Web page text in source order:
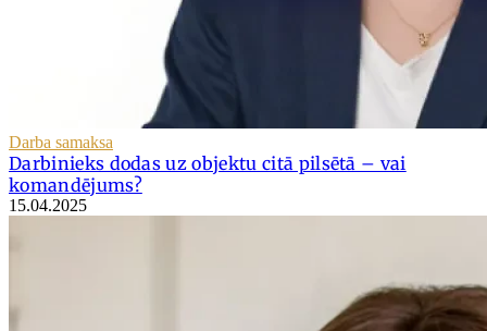
Darba samaksa
Darbinieks dodas uz objektu citā pilsētā – vai
komandējums?
15.04.2025